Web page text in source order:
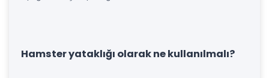
Hamster yataklığı olarak ne kullanılmalı?